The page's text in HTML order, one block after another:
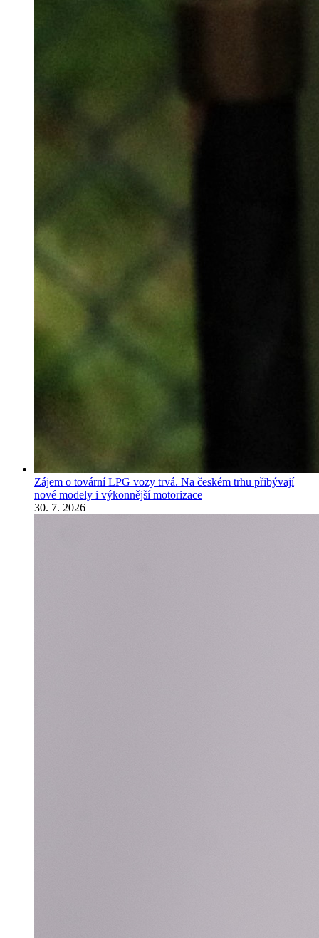
Zájem o tovární LPG vozy trvá. Na českém trhu přibývají
nové modely i výkonnější motorizace
30. 7. 2026